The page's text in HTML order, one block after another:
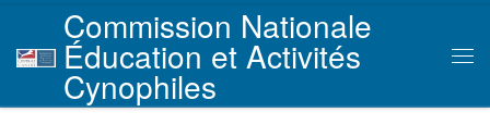
Skip to content
Commission Nationale
Éducation et Activités
Cynophiles